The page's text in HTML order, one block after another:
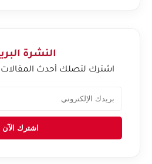
النشرة
اشترك لتصلك أحدث المقالات
اشترك الآن